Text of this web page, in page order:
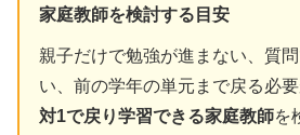
家庭教師を検討する目安
親子だけで勉強が進まない、質
い、前の学年の単元まで戻る必要
対1で戻り学習できる家庭教師を